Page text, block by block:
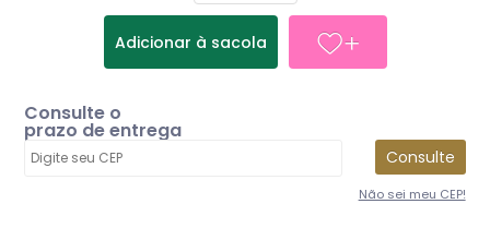
Adicionar à sacola
Consulte o
prazo de entrega
Consulte
Não sei meu CEP!